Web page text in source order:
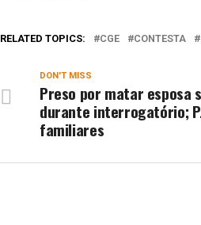
RELATED TOPICS: CGE CONTESTA
DON'T MISS
Preso por matar esposa
durante interrogatório;
familiares